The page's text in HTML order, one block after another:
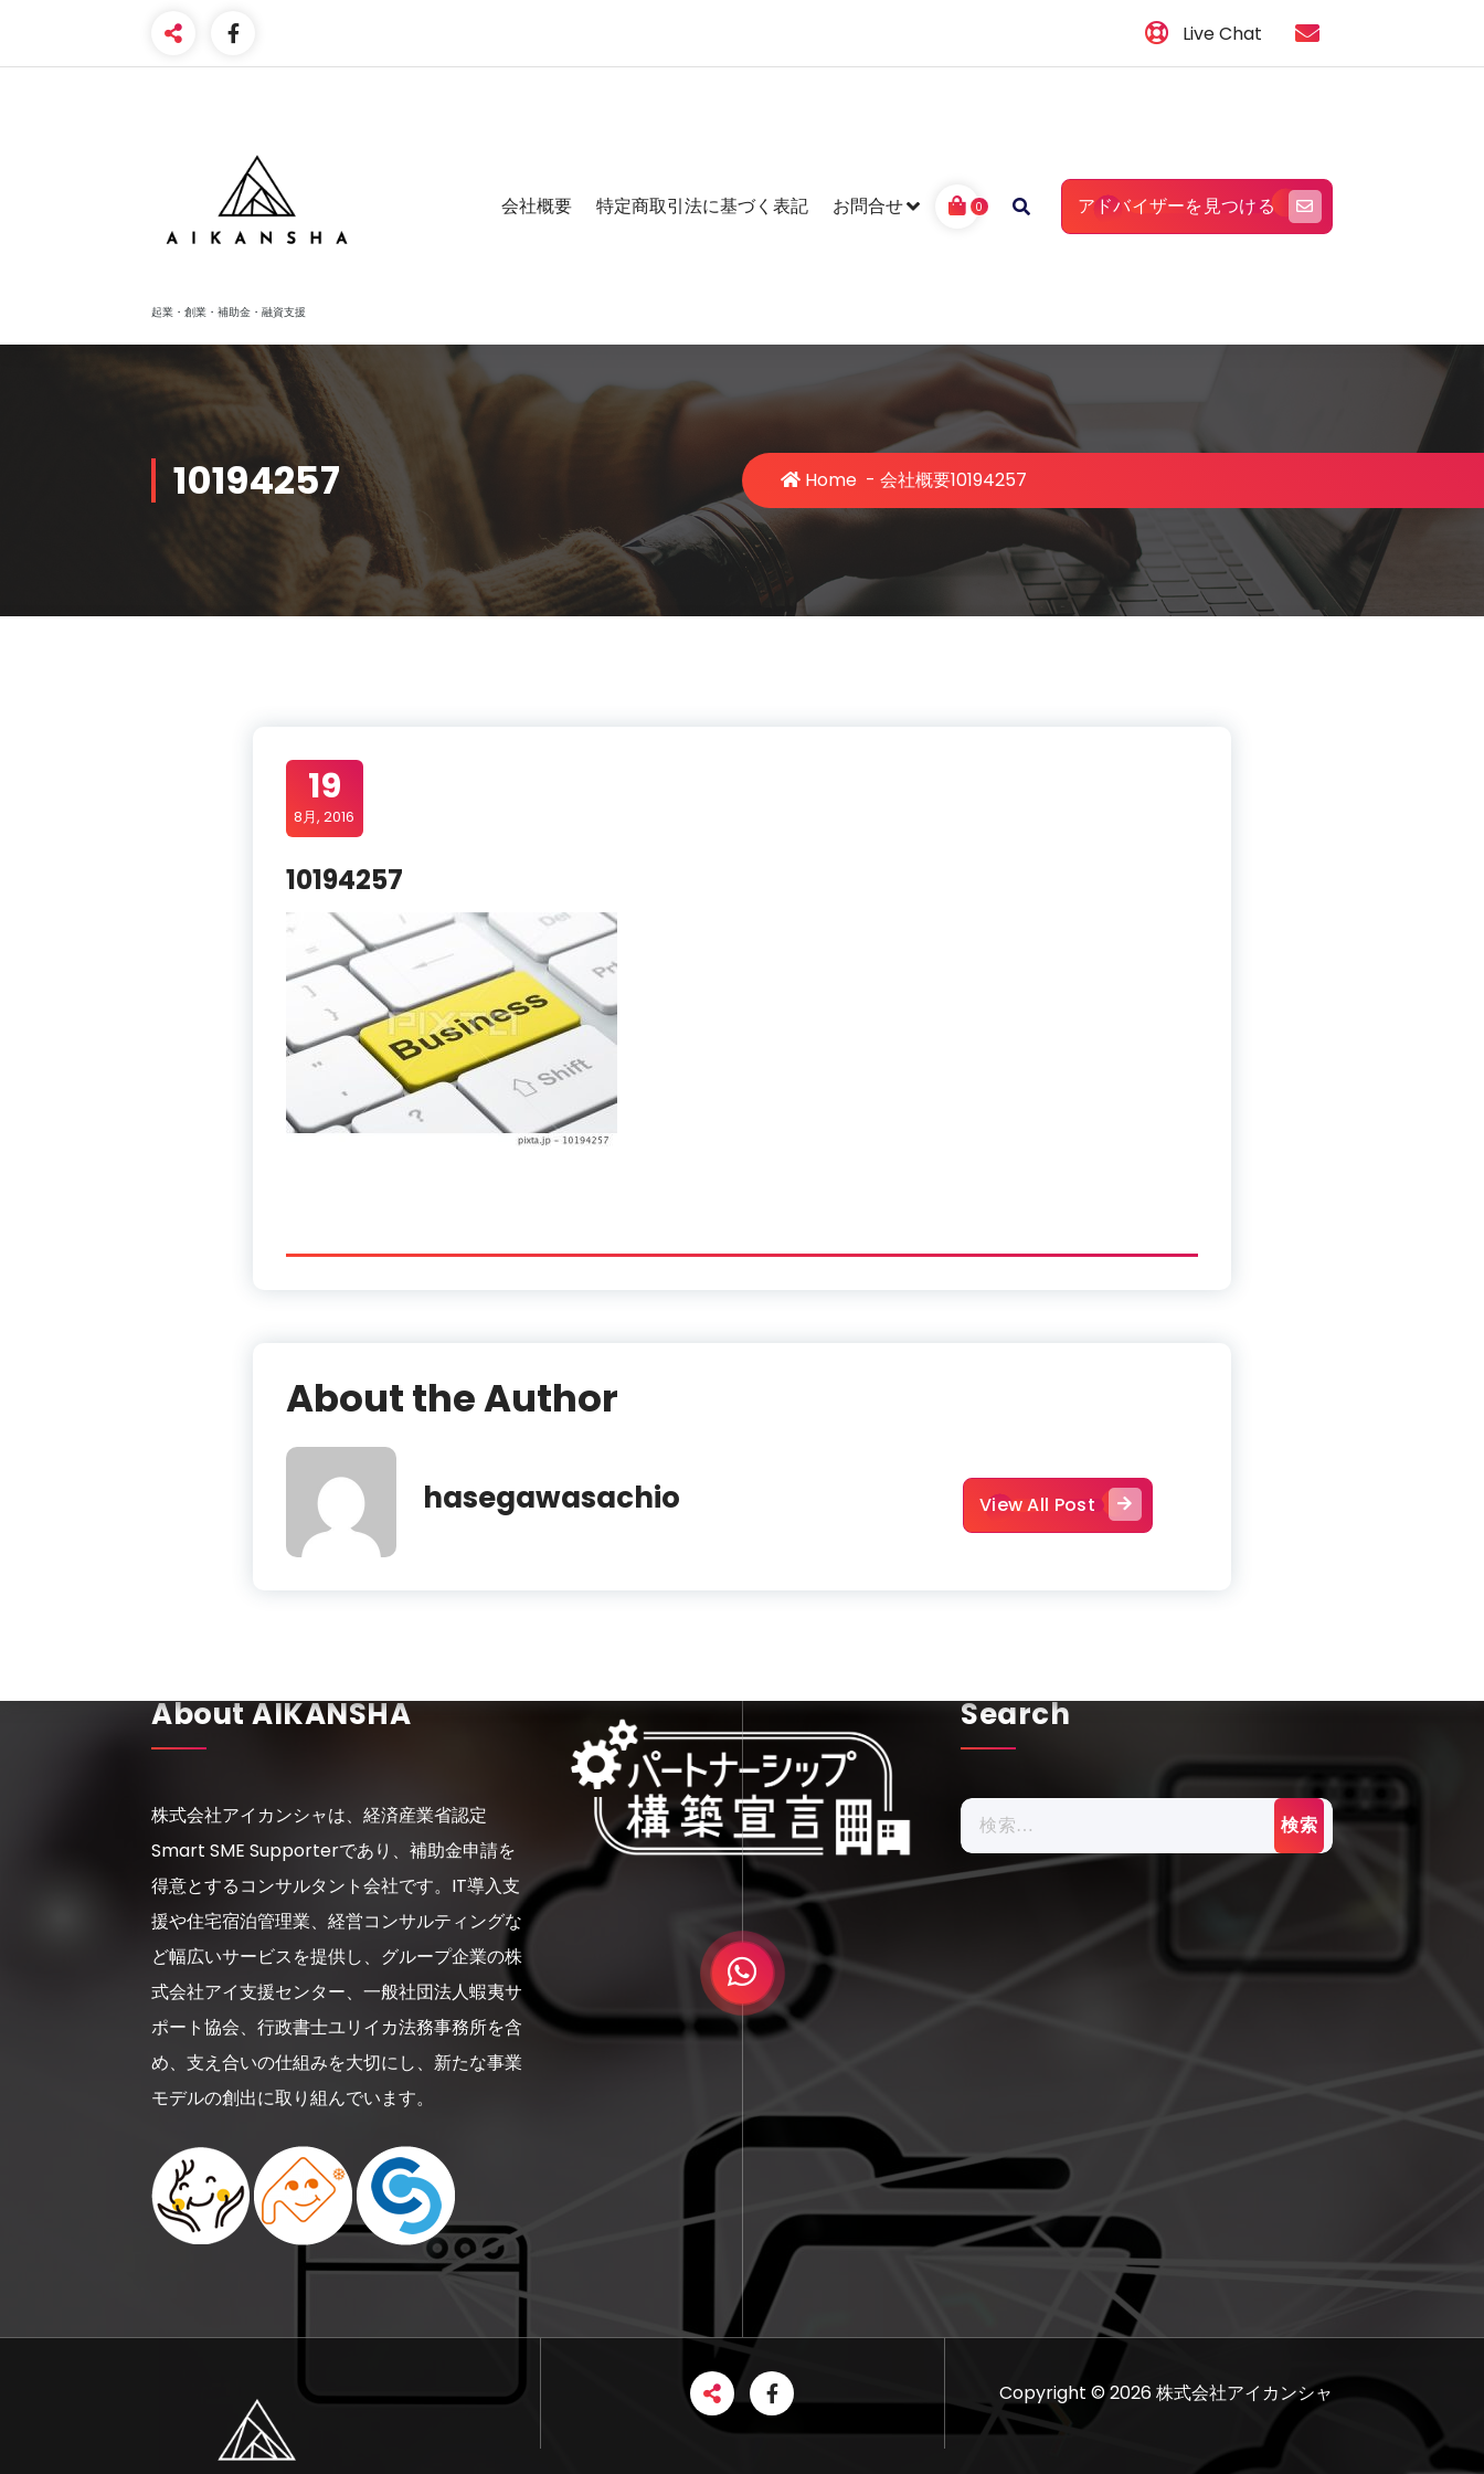
content
Live Chat
起業・創業・補助金・融資支援
会社概要 特定商取引法に基づく表記 お問合せ 0 アドバイザーを見つける
10194257 Home - 会社概要10194257
19
8月, 2016
10194257
About the Author
hasegawasachio View All Post
About AIKANSHA
株式会社アイカンシャは、経済産業省認定
Smart SME Supporterであり、補助金申請を
得意とするコンサルタント会社です。IT導入支
援や住宅宿泊管理業、経営コンサルティングな
ど幅広いサービスを提供し、グループ企業の株
式会社アイ支援センター、一般社団法人蝦夷サ
ポート協会、行政書士ユリイカ法務事務所を含
め、支え合いの仕組みを大切にし、新たな事業
モデルの創出に取り組んでいます。
Search
検
索:
Copyright © 2026 株式会社アイカンシャ